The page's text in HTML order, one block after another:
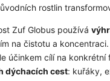
rostlin
Zuf Globus používá
na čistotu a
účinkem cílí na
dýchacích cest: kuřáky,